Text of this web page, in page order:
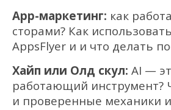
App-маркетинг: как
сторами? Как
AppsFlyer и и что делать
Хайп или Олд скул: AI —
работающий инструмент?
и проверенные механики